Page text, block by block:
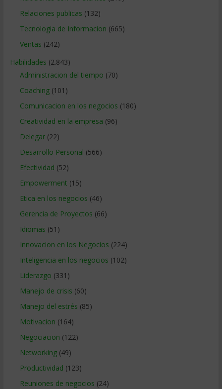
Relaciones publicas (132)
Tecnologia de Informacion (665)
Ventas (242)
Habilidades (2.843)
Administracion del tiempo (70)
Coaching(101)
Comunicacion en los negocios (180)
Creatividad en la empresa (96)
Delegar(22)
Desarrollo Personal (566)
Efectividad (52)
Empowerment (15)
Etica en los negocios (46)
Gerencia de Proyectos (66)
Idiomas (51)
Innovacion en los Negocios (224)
Inteligencia en los negocios (102)
Liderazgo (331)
Manejo de crisis (60)
Manejo del estrés (85)
Motivacion (164)
Negociacion (122)
Networking(49)
Productividad (123)
Reuniones de negocios (24)